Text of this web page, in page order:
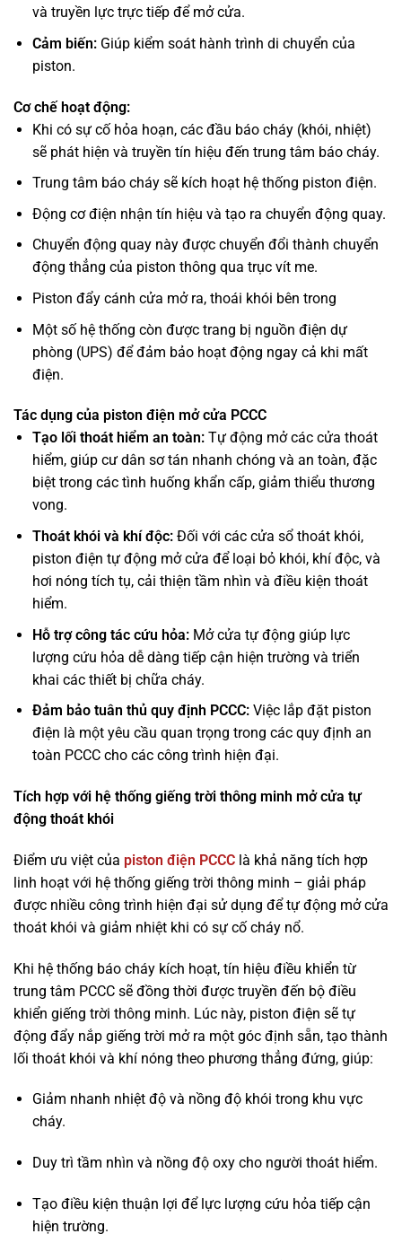
và truyền lực trực tiếp để mở cửa.
Cảm biến:Giúp kiểm soát hành trình di chuyển của
piston.
Cơ chế hoạt động:
Khi có sự cố hỏa hoạn, các đầu báo cháy (khói, nhiệt)
sẽ phát hiện và truyền tín hiệu đến trung tâm báo cháy.
Trung tâm báo cháy sẽ kích hoạt hệ thống piston điện.
Động cơ điện nhận tín hiệu và tạo ra chuyển động quay.
Chuyển động quay này được chuyển đổi thành chuyển
động thẳng của piston thông qua trục vít me.
Piston đẩy cánh cửa mở ra, thoái khói bên trong
Một số hệ thống còn được trang bị nguồn điện dự
phòng (UPS) để đảm bảo hoạt động ngay cả khi mất
điện.
Tác dụng của piston điện mở cửa PCCC
Tạo lối thoát hiểm an toàn:Tự động mở các cửa thoát
hiểm, giúp cư dân sơ tán nhanh chóng và an toàn, đặc
biệt trong các tình huống khẩn cấp, giảm thiểu thương
vong.
Thoát khói và khí độc:Đối với các cửa sổ thoát khói,
piston điện tự động mở cửa để loại bỏ khói, khí độc, và
hơi nóng tích tụ, cải thiện tầm nhìn và điều kiện thoát
hiểm.
Hỗ trợ công tác cứu hỏa:Mở cửa tự động giúp lực
lượng cứu hỏa dễ dàng tiếp cận hiện trường và triển
khai các thiết bị chữa cháy.
Đảm bảo tuân thủ quy định PCCC:Việc lắp đặt piston
điện là một yêu cầu quan trọng trong các quy định an
toàn PCCC cho các công trình hiện đại.
Tích hợp với hệ thống giếng trời thông minh mở cửa tự
động thoát khói
Điểm ưu việt của piston điện PCCC là khả năng tích hợp
linh hoạt với hệ thống giếng trời thông minh – giải pháp
được nhiều công trình hiện đại sử dụng để tự động mở cửa
thoát khói và giảm nhiệt khi có sự cố cháy nổ.
Khi hệ thống báo cháy kích hoạt, tín hiệu điều khiển từ
trung tâm PCCC sẽ đồng thời được truyền đến bộ điều
khiển giếng trời thông minh. Lúc này, piston điện sẽ tự
động đẩy nắp giếng trời mở ra một góc định sẵn, tạo thành
lối thoát khói và khí nóng theo phương thẳng đứng, giúp:
Giảm nhanh nhiệt độ và nồng độ khói trong khu vực
cháy.
Duy trì tầm nhìn và nồng độ oxy cho người thoát hiểm.
Tạo điều kiện thuận lợi để lực lượng cứu hỏa tiếp cận
hiện trường.